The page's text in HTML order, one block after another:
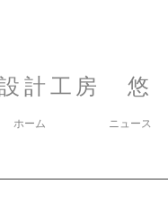
計工房 悠
ホーム ニュース